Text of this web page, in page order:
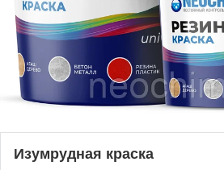
Изумрудная краска